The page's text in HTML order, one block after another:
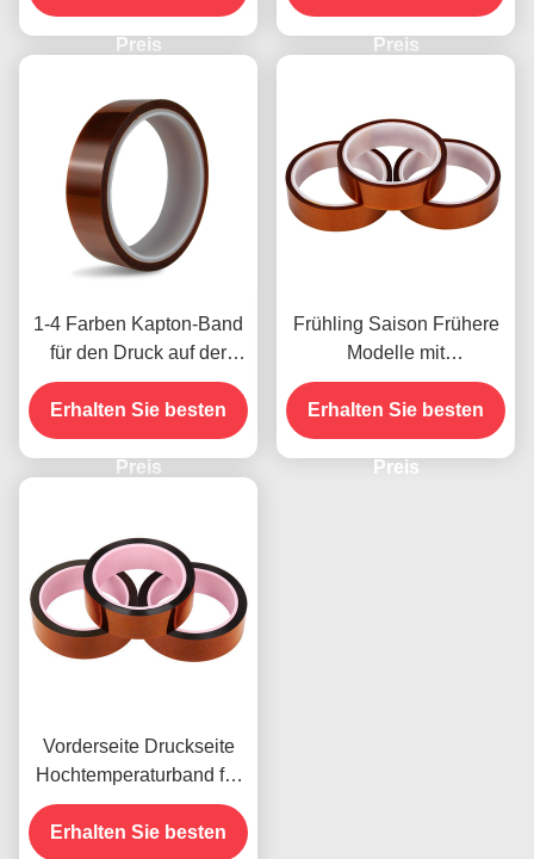
Preis
Kreditkarte für frühere
Modelle
Preis
1-4 Farben Kapton-Band
für den Druck auf der
Vorderseite
Erhalten Sie besten
Preis
Frühling Saison Frühere
Modelle mit
Feuchtigkeitsbeständigke
it und 2,5N/25mm
Schälfestigkeit
Erhalten Sie besten
Preis
Vorderseite Druckseite
Hochtemperaturband für
das vorhandene Produkt
Erhalten Sie besten